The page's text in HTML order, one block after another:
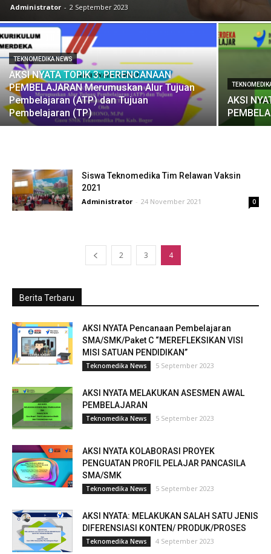
Administrator - 2 September 2023
TEKNOMEDIKA NEWS
AKSI NYATA TOPIK 3: PERENCANAAN
PEMBELAJARAN Merumuskan Alur Tujuan
Pembelajaran (ATP) dan Tujuan
Pembelajaran (TP)
AKSI
Siswa Teknomedika Tim Relawan Vaksin
2021
Administrator - 24 November 2021 0
2 3 4
Berita Terbaru
AKSI NYATA Pencanaan Pembelajaran
SMA/SMK/Paket C “MEREFLEKSIKAN VISI
MISI SATUAN PENDIDIKAN”
Teknomedika News 5 September 2023
AKSI NYATA MELAKUKAN ASESMEN AWAL
PEMBELAJARAN
Teknomedika News 5 September 2023
AKSI NYATA KOLABORASI PROYEK
PENGUATAN PROFIL PELAJAR PANCASILA
SMA/SMK
Teknomedika News 5 September 2023
AKSI NYATA: MELAKUKAN SALAH SATU JENIS
DIFERENSIASI KONTEN/ PRODUK/PROSES
Teknomedika News 4 September 2023